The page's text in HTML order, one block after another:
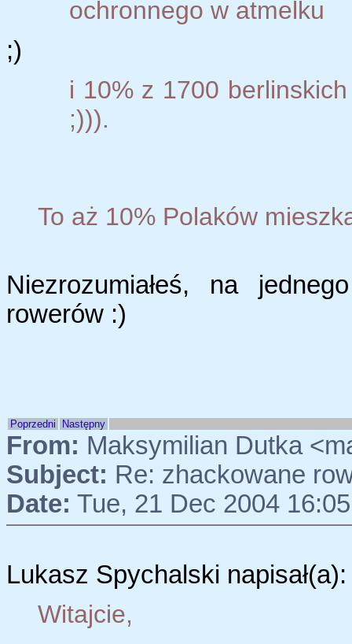
ochronnego w atmelku
;)
i 10% z 1700
;))).
To aż 10% Polaków
Niezrozumiałeś, na
rowerów :)
Poprzedni Następny
From: Maksymilian Dutka
Subject: Re: zhackowane
Date: Tue, 21 Dec 2004
Lukasz Spychalski napisał(a):
Witajcie,